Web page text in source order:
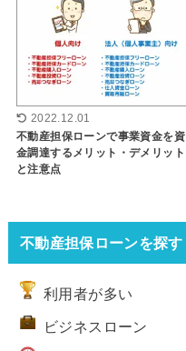
2022.12.01
不動産担保ローンで事業資金を資
金調達するメリット・デメリット
と注意点
不動産担保ローンを探す
利用者が多い
ビジネスローン